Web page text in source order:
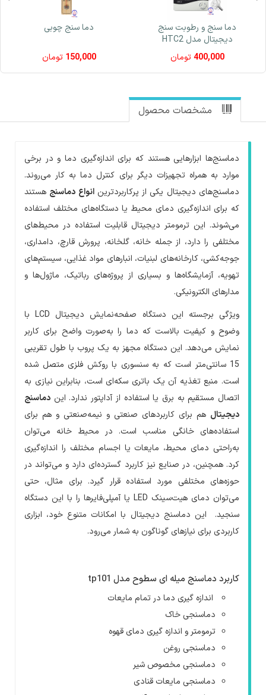
دما سنج و رطوبت سنج
دیجیتال مدل HTC2
400,000تومان
دما سنج چوبی
150,000 تومان
مشخصات محصول
دماسنج‌ها ابزارهایی هستند که برای اندازه‌گیری دما و در برخی
موارد به همراه تجهیزات دیگر برای کنترل دما به کار می‌روند.
دماسنج‌های دیجیتال یکی از پرکاربردترینانواع دماسنج هستند
که برای اندازه‌گیری دمای محیط یا دستگاه‌های مختلف استفاده
می‌شوند. این ترمومتر دیجیتال قابلیت استفاده در محیط‌های
مختلفی را دارد، از جمله خانه، گلخانه، پرورش قارچ، دامداری،
جوجه‌کشی، کارخانه‌های لبنیات، انبارهای مواد غذایی، سیستم‌های
تهویه، آزمایشگاه‌ها و بسیاری از پروژه‌های رباتیک، ماژول‌ها و
مدارهای الکترونیکی.
ویژگی برجسته این دستگاه صفحه‌نمایش دیجیتال LCDبا
وضوح و کیفیت بالاست که دما را به‌صورت واضح برای کاربر
نمایش می‌دهد. این دستگاه مجهز به یک پروب با طول تقریبی
15 سانتی‌متر است که به سنسوری با روکش فلزی متصل شده
است. منبع تغذیه آن یک باتری سکه‌ای است، بنابراین نیازی به
اتصال مستقیم به برق یا استفاده از آداپتور ندارد. این دماسنج
دیجیتال هم برای کاربردهای صنعتی و نیمه‌صنعتی و هم برای
استفاده‌های خانگی مناسب است. در محیط خانه می‌توان
به‌راحتی دمای محیط، مایعات یا اجسام مختلف را اندازه‌گیری
کرد. همچنین، در صنایع نیز کاربرد گسترده‌ای دارد و می‌تواند در
حوزه‌های مختلفی مورد استفاده قرار گیرد. برای مثال، حتی
می‌توان دمای هیت‌سینک LED یا آمپلی‌فایرها را با این دستگاه
سنجید. این دماسنج دیجیتال با امکانات متنوع خود، ابزاری
کاربردی برای نیازهای گوناگون به شمار می‌رود.
کاربرد دماسنج میله ای سطوح مدل
اندازه گیری دما در تمام مایعات
دماسنجی خاک
ترمومتر و اندازه گیری دمای قهوه
دماسنجی روغن
دماسنجی مخصوص شیر
دماسنجی مایعات قنادی